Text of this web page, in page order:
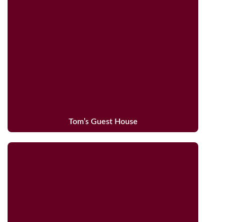
Tom’s Guest House